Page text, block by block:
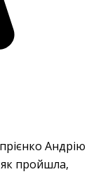
Андрію
пройшла,